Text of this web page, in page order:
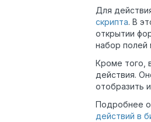
Для
скрипта. В
открытии
набор полей
Кроме того,
действия.
отобразить
Подробнее о
действий в